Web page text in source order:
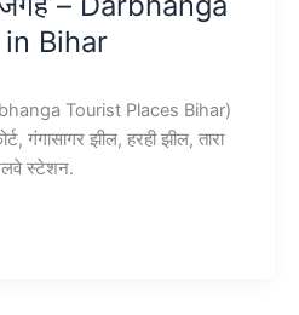
Bihar
Tourist Places Bihar)
गंगासागर झील, हरही झील, तारा
स्टेशन.